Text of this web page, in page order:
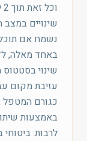
שינויים
נשמח אם
באחד מאלה,
שינוי
עזיבת מקום
כגורם המטפל
באמצעות
לרבות: ביטוחי